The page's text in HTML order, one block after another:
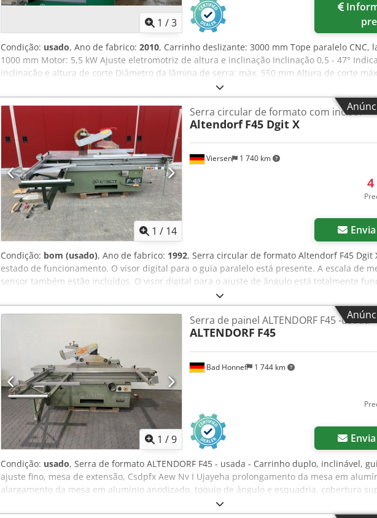
1 /3
Condição: usado, Ano de fabrico: 2010, Carrinho deslizante: 3000 mm Tope paralelo CNC,
1000 mm Motor: 5,5 kW Ajuste eletromotriz de altura e inclinação Inclinação 0,5 - 47°
inclinação e altura de corte Diâmetro da lâmina de serra: máx. 550 mm Altura de corte
Preparação para incisor Painel de controle na altura dos olhos, giratório Mesa frontal,
da mesa 840 mm Batente angular e de esquadria 3200 mm Digit L Csdpfx Ajzccg Doayeha
armazenamento: fornecedor
1 / 14
Viersen 1 740 km
Serra circular de formato com incisor
Altendorf F45 Dgit X
4
Condição: bom (usado), Ano de fabrico: 1992, Serra circular de formato Altendorf F45 Dgit
estado de funcionamento. O visor digital para o guia paralelo está presente. A escala de
sensor também estão incluídos. O visor digital para o ajuste de ângulo está totalmente
Potência: 5,5 kW (motor principal) e 0,75 kW (pré-cortador) Carro: 280 cm Disco de serra:
Guia paralelo: até 1.250 mm Chjdpfxeznipbj Aayja Inclui guia auxiliar adicional (rebatível)
fabricada em 1992 e provém de uma oficina de formação profissional. O envio por
1 /9
Bad Honnef 1 744 km
Serra de painel ALTENDORF F45 -usada-
ALTENDORF F45
Condição: usado, Serra de formato ALTENDORF F45 - usada - Carrinho duplo, inclinável,
ajuste fino, mesa de extensão, Csdpfx Aew Nv I Ujayeha prolongamento da mesa em
alargamento da mesa em alumínio anodizado, toquio de ângulo e esquadria, cobertura
e larga ----- Dados técnicos ----- Faixa de inclinação: 45°, comprimento do carrinho: 2.500
corte: 800 mm, diâm. máx. da lâmina de serra: 450 mm, potência do motor: 5,5 kW, diâm.